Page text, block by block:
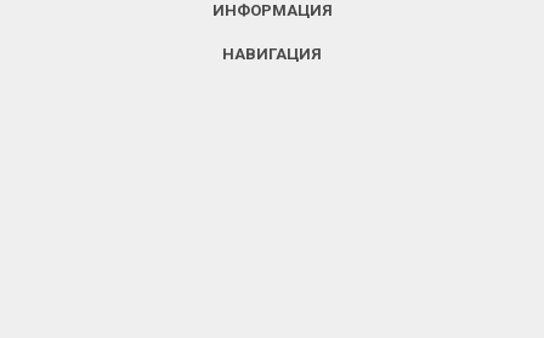
ИНФОРМАЦИЯ
НАВИГАЦИЯ